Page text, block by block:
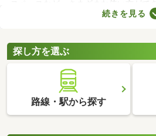
スペースなど、さまざまな使い方がで
れば子ども部屋にもできるので、長く
チェックして、希望にぴったりな物件
続きを見る
探し方を選ぶ
路線・駅から探す